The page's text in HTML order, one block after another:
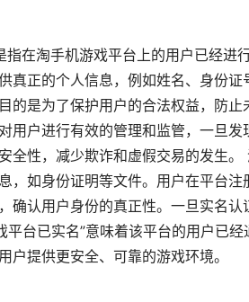
在淘手机游戏平台上的用户已经进
真正的个人信息，例如姓名、身份
的是为了保护用户的合法权益，防
用户进行有效的管理和监管，一旦发
全性，减少欺诈和虚假交易的发生
，如身份证明等文件。用户在平台
确认用户身份的真正性。一旦实名
平台已实名”意味着该平台的用户已
户提供更安全、可靠的游戏环境。